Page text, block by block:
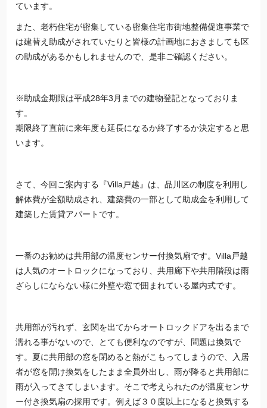
ています。
また、老朽住宅が密集している密集住宅市街地整備促進事業で
は建替え助成がされていたりと皆様の計画地におきましても区
の助成があるかもしれませんので、是非ご確認ください。
※助成金期限は平成28年3月までの建物登記となっておりま
す。
期限終了直前に来年度も延長になるか終了するか決定すると思
います。
さて、今回ご案内する『Villa戸越』は、品川区の制度を利用し
解体費が全額助成され、建築費の一部として助成金を利用して
建築した賃貸アパートです。
一番のお勧めは共用部の温度センサー付換気扇です。Villa戸越
は人気のオートロックになっており、共用廊下や共用階段は雨
ざらしにならない様に外壁や窓で囲まれている屋内式です。
共用部が汚れず、玄関を出てからオートロックドアを出るまで
濡れる事がないので、とても便利なのですが、問題は換気で
す。夏に共用部の窓を閉めると熱がこもってしまうので、入居
者が窓を開け換気をしたまま全員外出し、雨が降ると共用部に
雨が入ってきてしまいます。そこで考えられたのが温度センサ
ー付き換気扇の採用です。例えば３０度以上になると換気する